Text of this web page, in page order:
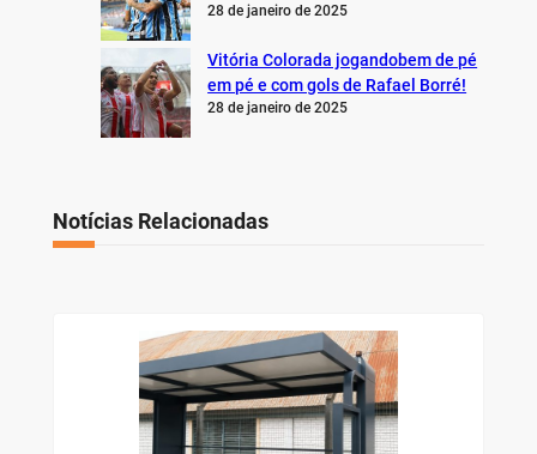
28 de janeiro de 2025
Vitória Colorada jogandobem de pé
em pé e com gols de Rafael Borré!
28 de janeiro de 2025
Notícias Relacionadas